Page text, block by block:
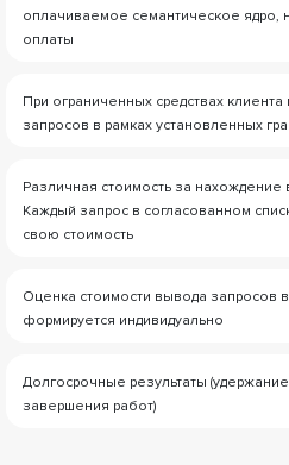
оплачиваемое семантическое ядро,
оплаты
При ограниченных средствах
запросов в рамках установленных
Различная стоимость за
Каждый запрос в согласованном
свою стоимость
Оценка стоимости вывода запросов
формируется индивидуально
Долгосрочные результаты
завершения работ)